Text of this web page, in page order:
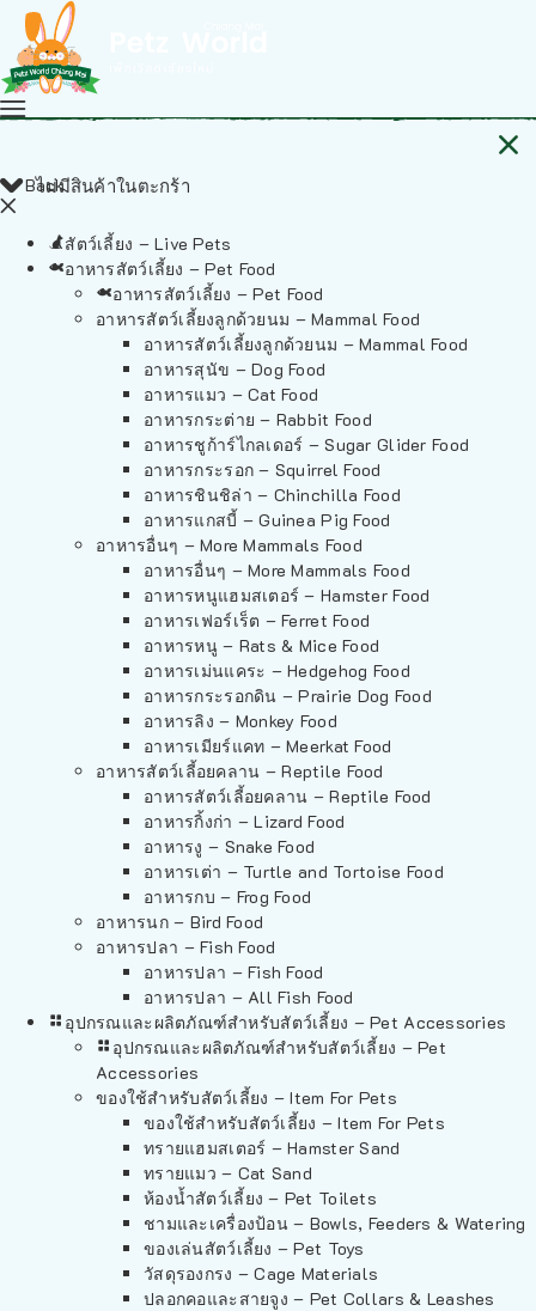
ไม่มีสินค้าในตะกร้า
Back
สัตว์เลี้ยง – Live Pets
อาหารสัตว์เลี้ยง – Pet Food
อาหารสัตว์เลี้ยง – Pet Food
อาหารสัตว์เลี้ยงลูกด้วยนม – Mammal Food
อาหารสัตว์เลี้ยงลูกด้วยนม – Mammal Food
อาหารสุนัข – Dog Food
อาหารแมว – Cat Food
อาหารกระต่าย – Rabbit Food
อาหารชูก้าร์ไกลเดอร์ – Sugar Glider Food
อาหารกระรอก – Squirrel Food
อาหารชินชิล่า – Chinchilla Food
อาหารแกสบี้ – Guinea Pig Food
อาหารอื่นๆ – More Mammals Food
อาหารอื่นๆ – More Mammals Food
อาหารหนูแฮมสเตอร์ – Hamster Food
อาหารเฟอร์เร็ต – Ferret Food
อาหารหนู – Rats & Mice Food
อาหารเม่นแคระ – Hedgehog Food
อาหารกระรอกดิน – Prairie Dog Food
อาหารลิง – Monkey Food
อาหารเมียร์แคท – Meerkat Food
อาหารสัตว์เลี้อยคลาน – Reptile Food
อาหารสัตว์เลี้อยคลาน – Reptile Food
อาหารกิ้งก่า – Lizard Food
อาหารงู – Snake Food
อาหารเต่า – Turtle and Tortoise Food
อาหารกบ – Frog Food
อาหารนก – Bird Food
อาหารปลา – Fish Food
อาหารปลา – Fish Food
อาหารปลา – All Fish Food
อุปกรณและผลิตภัณฑ์สำหรับสัตว์เลี้ยง – Pet Accessories
อุปกรณและผลิตภัณฑ์สำหรับสัตว์เลี้ยง – Pet
Accessories
ของใช้สำหรับสัตว์เลี้ยง – Item For Pets
ของใช้สำหรับสัตว์เลี้ยง – Item For Pets
ทรายแฮมสเตอร์ – Hamster Sand
ทรายแมว – Cat Sand
ห้องน้ำสัตว์เลี้ยง – Pet Toilets
ชามและเครื่องป้อน – Bowls, Feeders & Watering
ของเล่นสัตว์เลี้ยง – Pet Toys
วัสดุรองกรง – Cage Materials
ปลอกคอและสายจูง – Pet Collars & Leashes